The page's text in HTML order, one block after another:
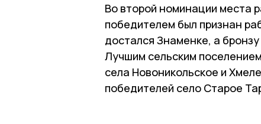
Во второй номинации места
победителем был признан
достался Знаменке, а
Лучшим сельским
села Новоникольское и
победителей село Старое